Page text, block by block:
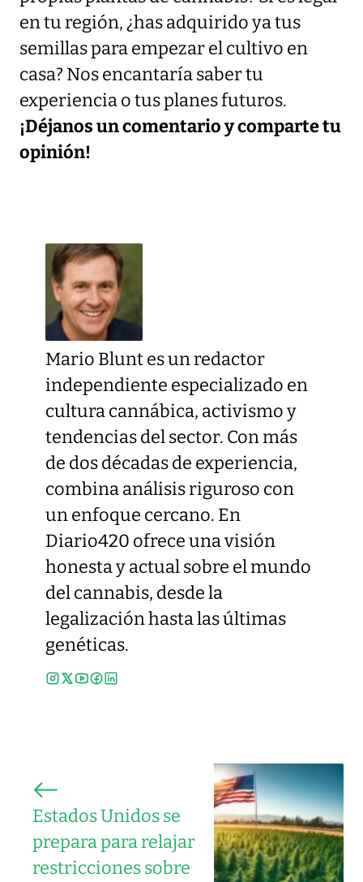
en tu región, ¿has adquirido ya tus
semillas para empezar el cultivo en
casa? Nos encantaría saber tu
experiencia o tus planes futuros.
¡Déjanos un comentario y comparte tu
opinión!
Mario Blunt es un redactor
independiente especializado en
cultura cannábica, activismo y
tendencias del sector. Con más
de dos décadas de experiencia,
combina análisis riguroso con
un enfoque cercano. En
Diario420 ofrece una visión
honesta y actual sobre el mundo
del cannabis, desde la
legalización hasta las últimas
genéticas.
Estados Unidos se
prepara para relajar
restricciones sobre